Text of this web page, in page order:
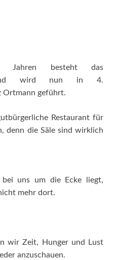
besteht das
und wird nun in 4.
Ortmann geführt.
Restaurant für
denn die Säle sind wirklich
uns um die Ecke liegt,
mehr dort.
wir Zeit, Hunger und Lust
anzuschauen.